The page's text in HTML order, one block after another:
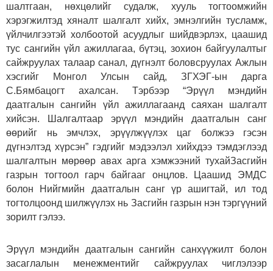
шалтгаан, нөхцөлийг судалж, хууль тогтоомжийн
хэрэгжилтэд хяналт шалгалт хийх, эмнэлгийн тусламж,
үйлчилгээтэй холбоотой асуудлыг шийдвэрлэх, цаашид
тус сангийн үйл ажиллагаа, бүтэц, зохион байгуулалтыг
сайжруулах талаар санал, дүгнэлт боловсруулах Ажлын
хэсгийг Монгол Улсын сайд, ЗГХЭГ-ын дарга
С.Бямбацогт ахалсан. Тэрбээр “Эрүүл мэндийн
даатгалын сангийн үйл ажиллагаанд саяхан шалгалт
хийсэн. Шалгалтаар эрүүл мэндийн даатгалын санг
өөрийг нь эмчлэх, эрүүлжүүлэх цаг болжээ гэсэн
дүгнэлтэд хүрсэн” гэдгийг мэдээлэл хийхдээ тэмдэглээд
шалгалтын мөрөөр авах арга хэмжээний тухайЗасгийн
газрын тогтоол гарч байгааг онцлов. Цаашид ЭМДС
болон Нийгмийн даатгалын санг үр ашигтай, ил тод
тогтолцоонд шилжүүлэх нь Засгийн газрын нэн тэргүүний
зорилт гэлээ.
Эрүүл мэндийн даатгалын сангийн санхүүжилт болон
засаглалын менежментийг сайжруулах чиглэлээр